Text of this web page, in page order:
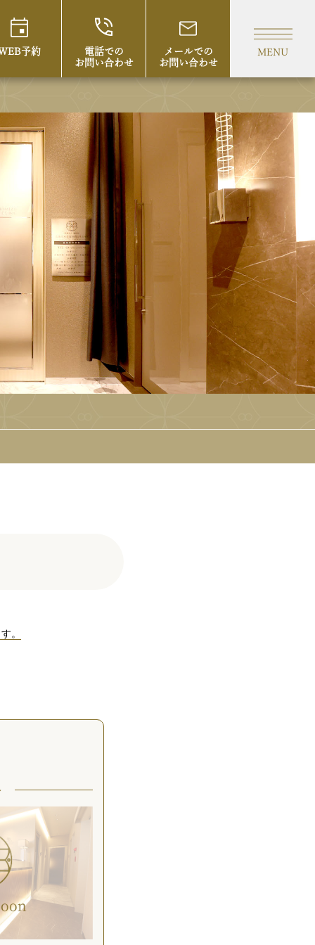
予約
電話での
お問い合わせ
メールでの
お問い合わせ
MENU
。